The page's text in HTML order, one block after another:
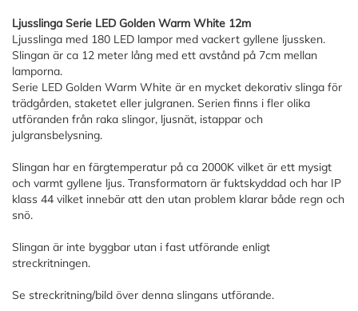
Ljusslinga Serie LED Golden Warm White 12m
Ljusslinga med 180 LED lampor med vackert gyllene ljussken.
Slingan är ca 12 meter lång med ett avstånd på 7cm mellan
lamporna.
Serie LED Golden Warm White är en mycket dekorativ slinga för
trädgården, staketet eller julgranen. Serien finns i fler olika
utföranden från raka slingor, ljusnät, istappar och
julgransbelysning.
Slingan har en färgtemperatur på ca 2000K vilket är ett mysigt
och varmt gyllene ljus. Transformatorn är fuktskyddad och har IP
klass 44 vilket innebär att den utan problem klarar både regn och
snö.
Slingan är inte byggbar utan i fast utförande enligt
streckritningen.
Se streckritning/bild över denna slingans utförande.